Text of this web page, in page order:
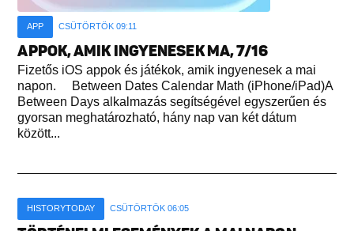
APP CSÜTÖRTÖK 09:11
APPOK, AMIK INGYENESEK MA, 7/16
Fizetős iOS appok és játékok, amik ingyenesek a mai
napon. Between Dates Calendar Math (iPhone/iPad)A
Between Days alkalmazás segítségével egyszerűen és
gyorsan meghatározható, hány nap van két dátum
között...
HISTORYTODAY CSÜTÖRTÖK 06:05